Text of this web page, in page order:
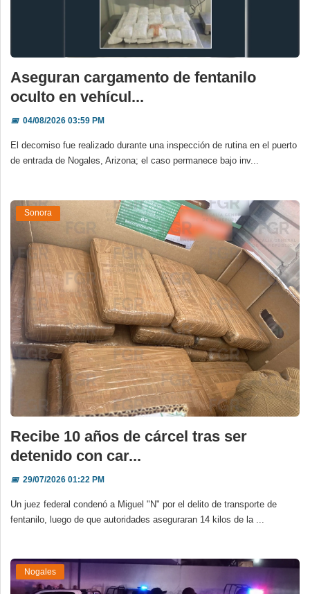
Aseguran cargamento de fentanilo
oculto en vehícul...
📅04/08/2026 03:59 PM
El decomiso fue realizado durante una inspección de rutina en el puerto
de entrada de Nogales, Arizona; el caso permanece bajo inv...
Sonora
Recibe 10 años de cárcel tras ser
detenido con car...
📅29/07/2026 01:22 PM
Un juez federal condenó a Miguel "N" por el delito de transporte de
fentanilo, luego de que autoridades aseguraran 14 kilos de la ...
Nogales